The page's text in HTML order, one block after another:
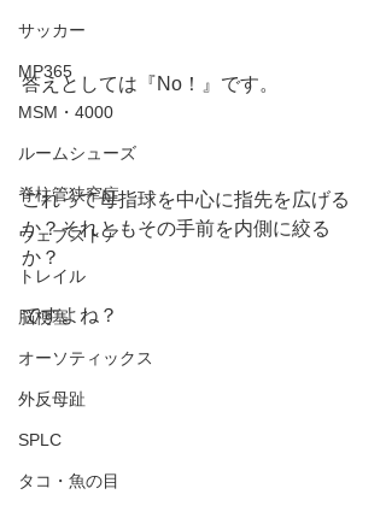
サッカー
MP365
MSM・4000
ルームシューズ
脊柱管狭窄症
ウェブストア
トレイル
脳梗塞
オーソティックス
外反母趾
SPLC
タコ・魚の目
答えとしては『No！』です。
これって母指球を中心に指先を広げる
か？それともその手前を内側に絞る
か？
ですよね？